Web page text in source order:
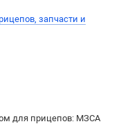
запчасти и
для прицепов: МЗСА